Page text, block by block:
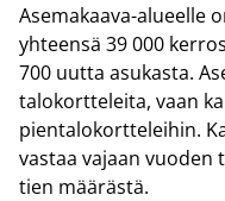
Asemakaava-​alueelle
yh­teen­sä 39 000
700 uutta asu­kas­ta.
ta­lo­kort­te­lei­ta, vaan
pien­ta­lo­kort­te­lei­hin.
vas­taa va­jaan
tien mää­räs­tä.